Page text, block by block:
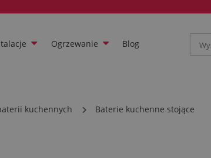
Ogrzewanie Blog
kuchennych
Baterie kuchenne stojące